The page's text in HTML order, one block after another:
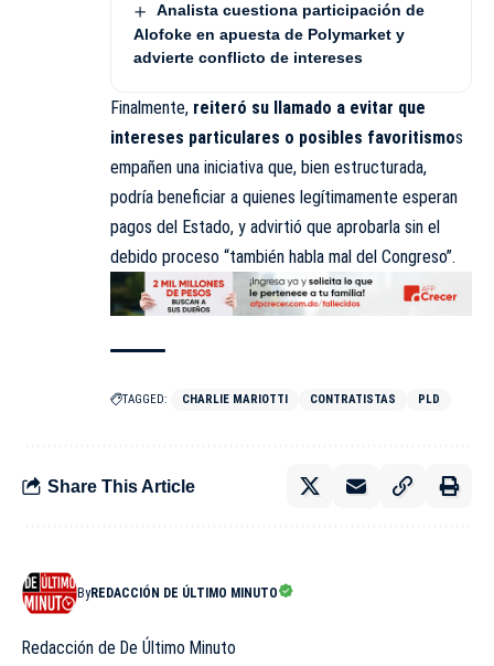
Analista cuestiona participación de
Alofoke en apuesta de Polymarket y
advierte conflicto de intereses
Finalmente, reiteró su llamado a evitar que
intereses particulares o posibles favoritismos
empañen una iniciativa que, bien estructurada,
podría beneficiar a quienes legítimamente esperan
pagos del Estado, y advirtió que aprobarla sin el
debido proceso “también habla mal del Congreso”.
TAGGED: CHARLIE MARIOTTI CONTRATISTAS PLD
Share This Article
ByREDACCIÓN DE ÚLTIMO MINUTO
Redacción de De Último Minuto